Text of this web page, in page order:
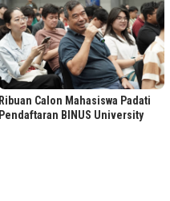
Ribuan Calon Mahasiswa Padati
Pendaftaran BINUS University